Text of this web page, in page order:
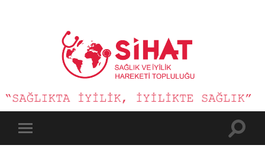
Sağlık
ve
İyilik
mobile
Toggle